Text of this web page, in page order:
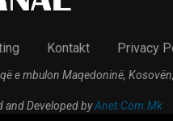
Kontakt Privacy
e mbulon Maqedoninë,
and Developed byAnet.Com.Mk